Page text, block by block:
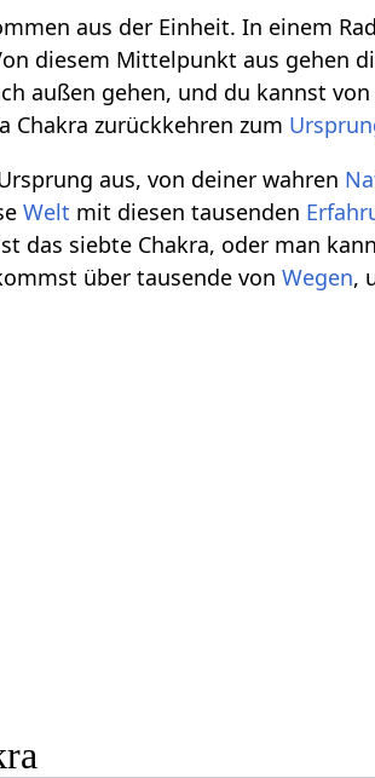
aus der Einheit. In einem
diesem Mittelpunkt aus gehen
außen gehen, und du kannst
Chakra zurückkehren zum
aus, von deiner wahren
Welt mit diesen tausenden
das siebte Chakra, oder man
über tausende vonWegen,